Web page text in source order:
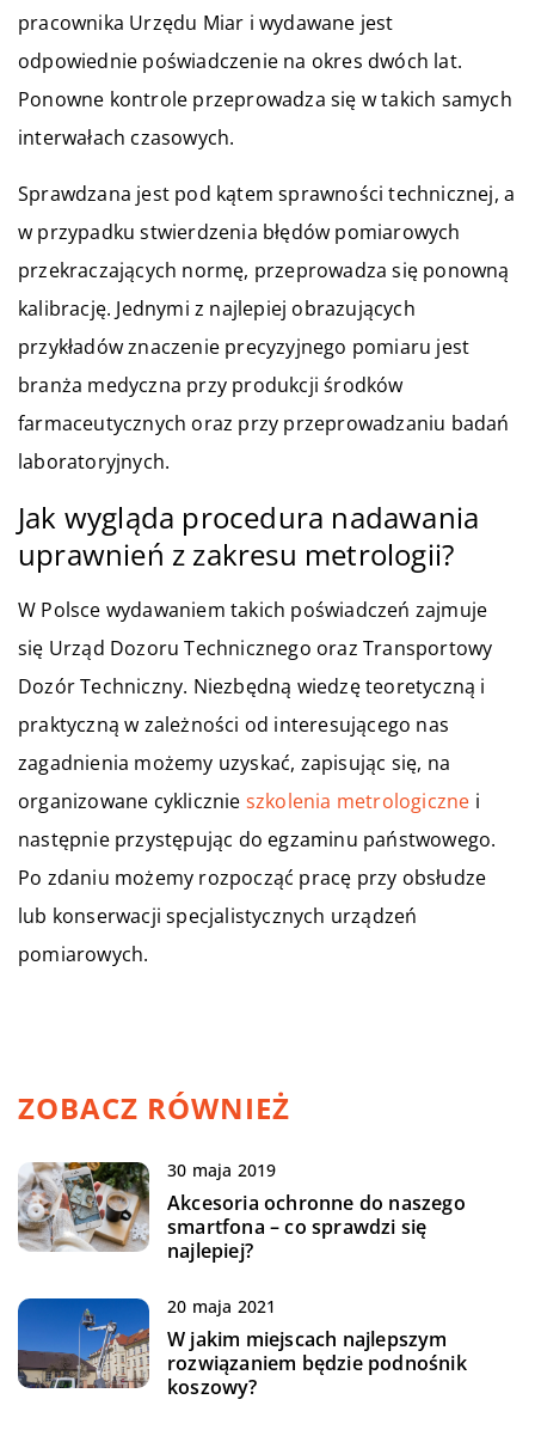
pracownika Urzędu Miar i wydawane jest
odpowiednie poświadczenie na okres dwóch lat.
Ponowne kontrole przeprowadza się w takich samych
interwałach czasowych.
Sprawdzana jest pod kątem sprawności technicznej, a
w przypadku stwierdzenia błędów pomiarowych
przekraczających normę, przeprowadza się ponowną
kalibrację. Jednymi z najlepiej obrazujących
przykładów znaczenie precyzyjnego pomiaru jest
branża medyczna przy produkcji środków
farmaceutycznych oraz przy przeprowadzaniu badań
laboratoryjnych.
Jak wygląda procedura nadawania
uprawnień z zakresu metrologii?
W Polsce wydawaniem takich poświadczeń zajmuje
się Urząd Dozoru Technicznego oraz Transportowy
Dozór Techniczny. Niezbędną wiedzę teoretyczną i
praktyczną w zależności od interesującego nas
zagadnienia możemy uzyskać, zapisując się, na
organizowane cyklicznie szkolenia metrologiczne i
następnie przystępując do egzaminu państwowego.
Po zdaniu możemy rozpocząć pracę przy obsłudze
lub konserwacji specjalistycznych urządzeń
pomiarowych.
ZOBACZ RÓWNIEŻ
30 maja 2019
Akcesoria ochronne do naszego
smartfona – co sprawdzi się
najlepiej?
20 maja 2021
W jakim miejscach najlepszym
rozwiązaniem będzie podnośnik
koszowy?